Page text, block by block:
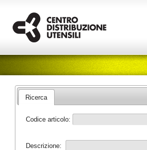
Ricerca
Codice articolo:
Descrizione: